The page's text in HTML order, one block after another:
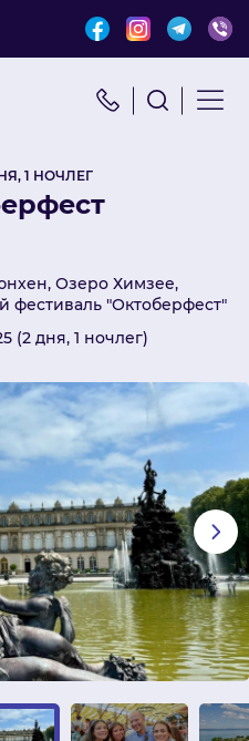
x
1 НОЧЛЕГ
Озеро Химзее,
"Октоберфест"
(2 дня, 1 ночлег)